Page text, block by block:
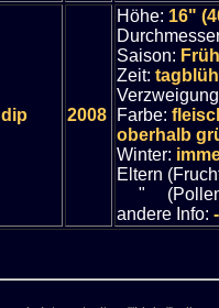
dip 2008
Höhe: 16"
Saison:
Zeit:
Farbe:
oberhalb
Winter:
Eltern
"
andere Info: -